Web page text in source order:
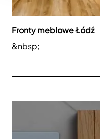
Fronty meblowe Łódź
&nbsp;